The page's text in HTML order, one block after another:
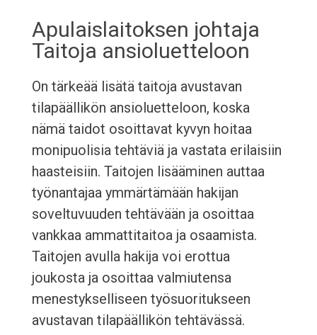
Apulaislaitoksen johtaja
Taitoja ansioluetteloon
On tärkeää lisätä taitoja avustavan
tilapäällikön ansioluetteloon, koska
nämä taidot osoittavat kyvyn hoitaa
monipuolisia tehtäviä ja vastata erilaisiin
haasteisiin. Taitojen lisääminen auttaa
työnantajaa ymmärtämään hakijan
soveltuvuuden tehtävään ja osoittaa
vankkaa ammattitaitoa ja osaamista.
Taitojen avulla hakija voi erottua
joukosta ja osoittaa valmiutensa
menestykselliseen työsuoritukseen
avustavan tilapäällikön tehtävässä.